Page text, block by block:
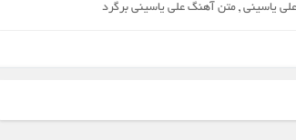
علی یاسینی ,متن آهنگ علی یاسینی برگرد